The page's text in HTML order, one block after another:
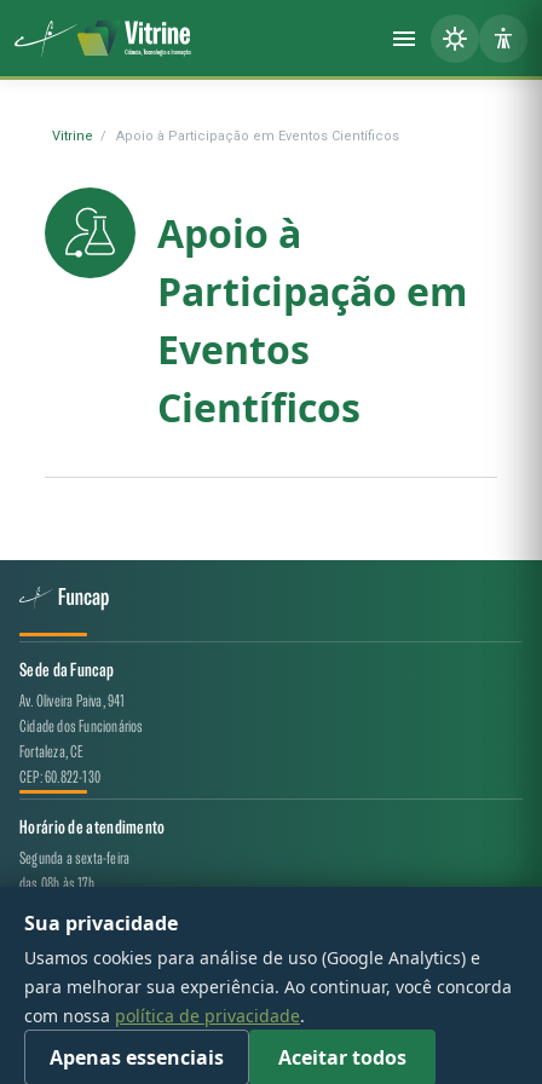
Vitrine Apoio à Participação em Eventos Científicos
Apoio à
Participação em
Eventos
Científicos
Sede da Funcap
Av. Oliveira Paiva, 941
Cidade dos Funcionários
Fortaleza, CE
CEP: 60.822-130
Horário de atendimento
Segunda a sexta-feira
das 08h às 17h
Canal de atendimento
projeto.avaliacao@funcap.ce.gov.br
© 2017 - 2026 — Governo do Estado do Ceará | Todos os direitos reservados
Sua privacidade
Usamos cookies para análise de uso (Google Analytics) e
para melhorar sua experiência. Ao continuar, você concorda
com nossa política de privacidade.
Apenas essenciais Aceitar todos